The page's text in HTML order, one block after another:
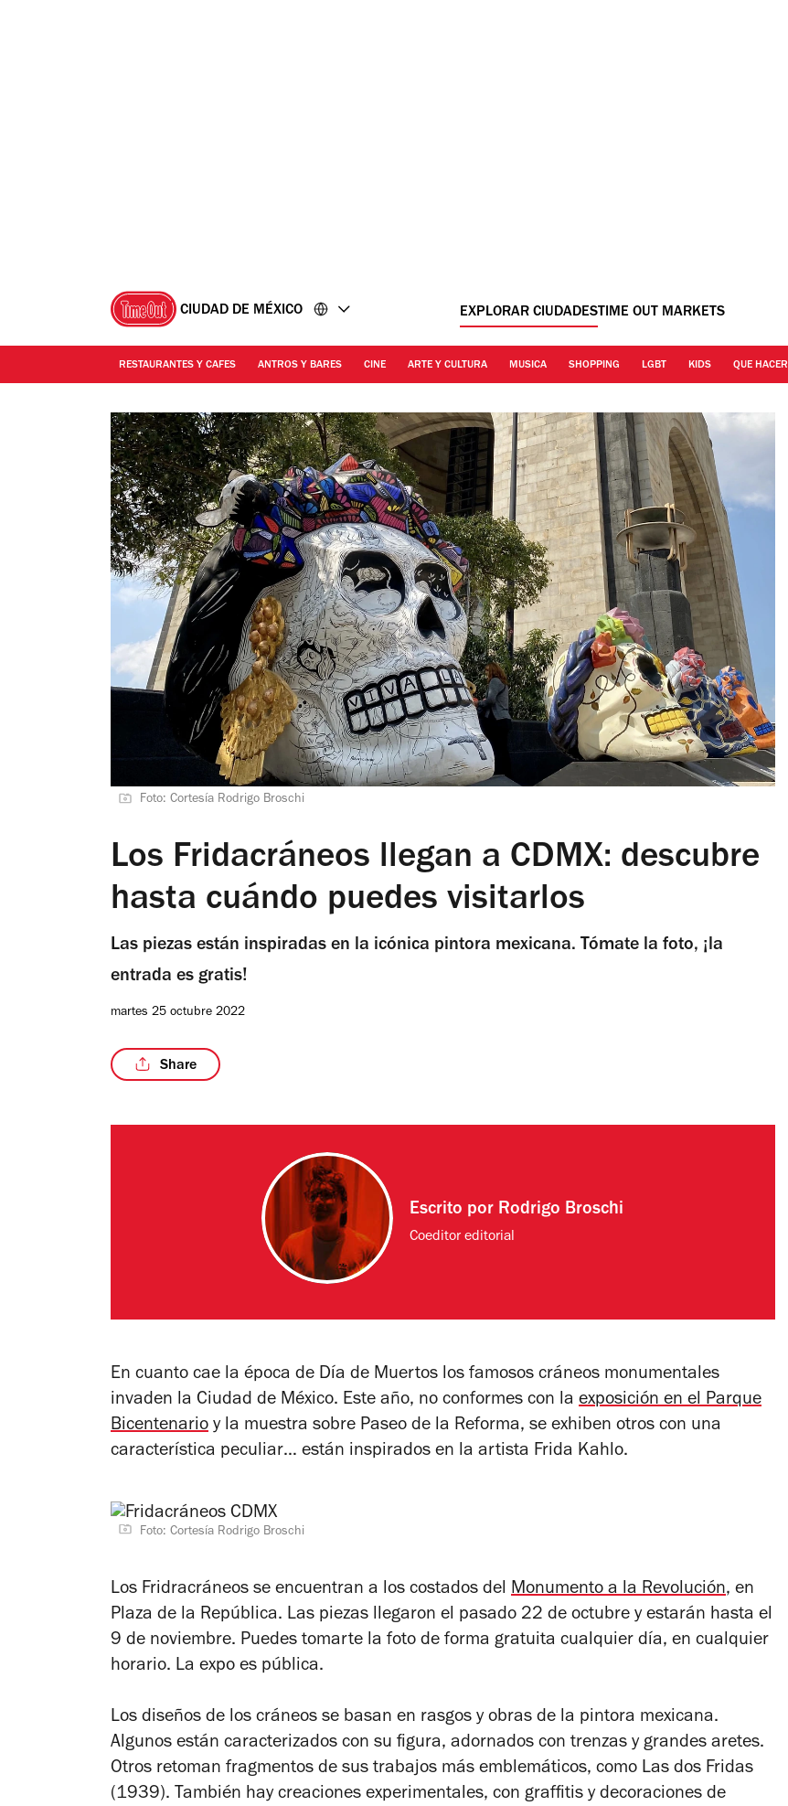
CIUDAD DE MÉXICO EXPLORAR CIUDADESTIME OUT MARKETS
RESTAURANTES Y CAFES ANTROS Y BARES CINE ARTE Y CULTURA MUSICA SHOPPING LGBT KIDS QUE HACER
Foto: Cortesía Rodrigo Broschi
Los Fridacráneos llegan a CDMX: descubre
hasta cuándo puedes visitarlos
Las piezas están inspiradas en la icónica pintora mexicana. Tómate la foto, ¡la
entrada es gratis!
martes 25 octubre 2022
Share
Escrito por Rodrigo Broschi
Coeditor editorial
En cuanto cae la época de Día de Muertos los famosos cráneos monumentales
invaden la Ciudad de México. Este año, no conformes con la exposición en el Parque
Bicentenario y la muestra sobre Paseo de la Reforma, se exhiben otros con una
característica peculiar… están inspirados en la artista Frida Kahlo.
Foto: Cortesía Rodrigo Broschi
Los Fridracráneos se encuentran a los costados del Monumento a la Revolución, en
Plaza de la República. Las piezas llegaron el pasado 22 de octubre y estarán hasta el
9 de noviembre. Puedes tomarte la foto de forma gratuita cualquier día, en cualquier
horario. La expo es pública.
Los diseños de los cráneos se basan en rasgos y obras de la pintora mexicana.
Algunos están caracterizados con su figura, adornados con trenzas y grandes aretes.
Otros retoman fragmentos de sus trabajos más emblemáticos, como Las dos Fridas
(1939). También hay creaciones experimentales, con graffitis y decoraciones de